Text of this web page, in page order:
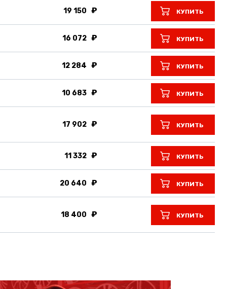
19 150 КУПИТЬ
16 072 КУПИТЬ
12 284 КУПИТЬ
10 683 КУПИТЬ
17 902 КУПИТЬ
11 332 КУПИТЬ
20 640 КУПИТЬ
18 400 КУПИТЬ